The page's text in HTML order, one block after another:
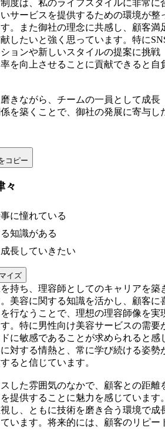
度は、私のライフスタイルに非常に
サービスを提供するための環境が整
。また御社の理念に共感し、顧客満
したいと強く思っています。特に
ョンや新しいスタイルの提案に挑戦
を向上させることに貢献できると自
きながら、チームの一員として成長
を築くことで、御社の発展に寄与し
コピー
々
に憧れている
知識がある
長していきたい
イズ
持ち、理容師としてのキャリアを築
美容に関する知識を活かし、顧客に
行なうことで、理想の理容師像を実
。特に男性向け美容サービスの需要
に敏感であることが求められると感
対する情熱と、常に学び続ける姿勢
ると信じています。
した雰囲気のなかで、顧客との距離
提供することに魅力を感じています
し、ともに技術を磨き合う環境で成
います。将来的には、顧客のリピー